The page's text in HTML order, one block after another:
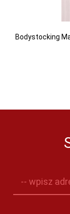
Bodystocking
-- wpisz